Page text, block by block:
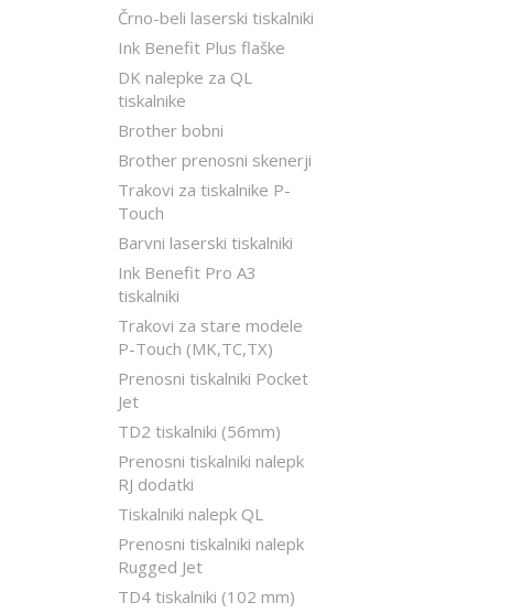
Črno-beli laserski tiskalniki
Ink Benefit Plus flaške
DK nalepke za QL
tiskalnike
Brother bobni
Brother prenosni skenerji
Trakovi za tiskalnike P-
Touch
Barvni laserski tiskalniki
Ink Benefit Pro A3
tiskalniki
Trakovi za stare modele
P-Touch (MK,TC,TX)
Prenosni tiskalniki Pocket
Jet
TD2 tiskalniki (56mm)
Prenosni tiskalniki nalepk
RJ dodatki
Tiskalniki nalepk QL
Prenosni tiskalniki nalepk
Rugged Jet
TD4 tiskalniki (102 mm)